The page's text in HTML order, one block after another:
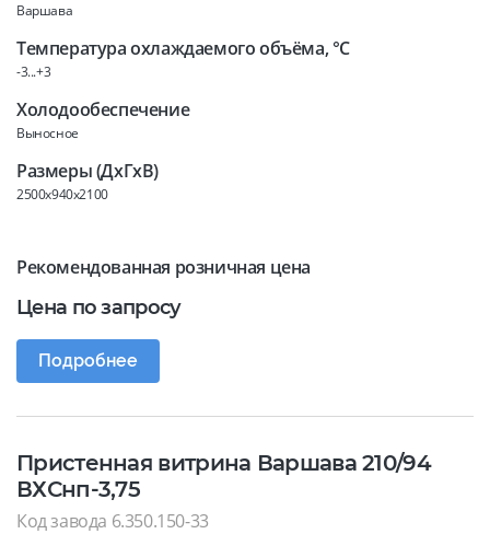
Варшава
Температура охлаждаемого объёма, °C
-3...+3
Холодообеспечение
Выносное
Размеры (ДхГхВ)
2500x940x2100
Рекомендованная розничная цена
Цена по запросу
Подробнее
Пристенная витрина Варшава 210/94
ВХСнп-3,75
Код завода 6.350.150-33